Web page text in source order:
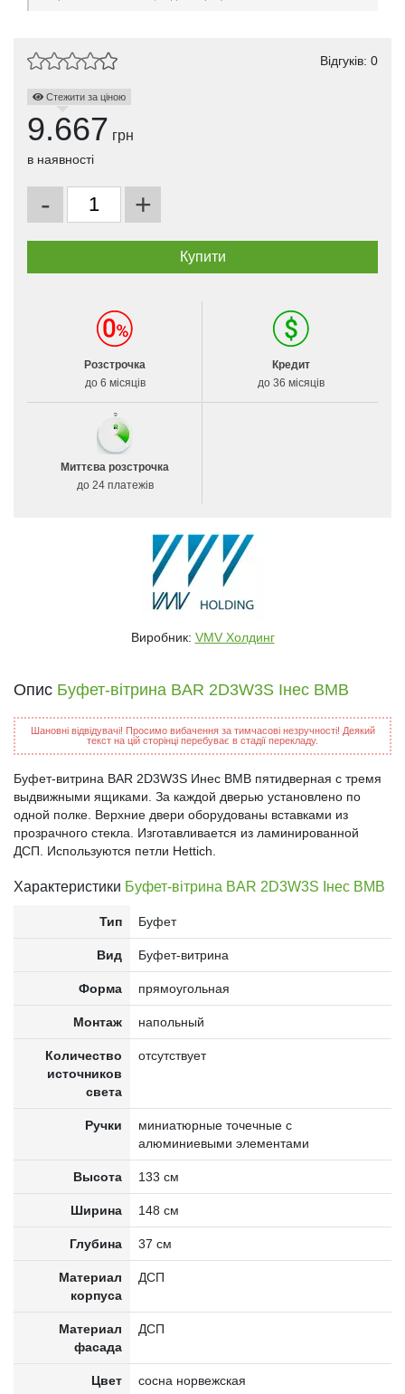
Відгуків: 0
Стежити за ціною
9.667 грн
в наявності
- +
Розстрочка
до 6 місяців
Кредит
до 36 місяців
Миттєва розстрочка
до 24 платежів
Виробник: VMV Холдинг
Опис Буфет-вітрина BAR 2D3W3S Інес ВМВ
Шановні відвідувачі! Просимо вибачення за тимчасові незручності! Деякий
текст на цій сторінці перебуває в стадії перекладу.
Буфет-витрина BAR 2D3W3S Инес ВМВ пятидверная с тремя
выдвижными ящиками. За каждой дверью установлено по
одной полке. Верхние двери оборудованы вставками из
прозрачного стекла. Изготавливается из ламинированной
ДСП. Используются петли Hettich.
Характеристики Буфет-вітрина BAR 2D3W3S Інес ВМВ
Тип Буфет
Вид Буфет-витрина
Форма прямоугольная
Монтаж напольный
Количество
источников
света
отсутствует
Ручки
миниатюрные точечные с
алюминиевыми элементами
Высота 133 см
Ширина 148 см
Глубина 37 см
Материал
корпуса
ДСП
Материал
фасада
ДСП
Цвет сосна норвежская